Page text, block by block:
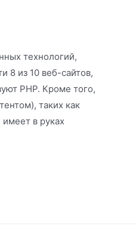
технологий,
8 из 10 веб-сайтов,
PHP. Кроме того,
таких как
в руках